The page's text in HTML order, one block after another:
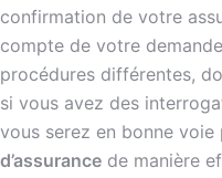
confirmation de votre
compte de votre
procédures différentes,
si vous avez des
vous serez en bonne voie
d’assurance de manière